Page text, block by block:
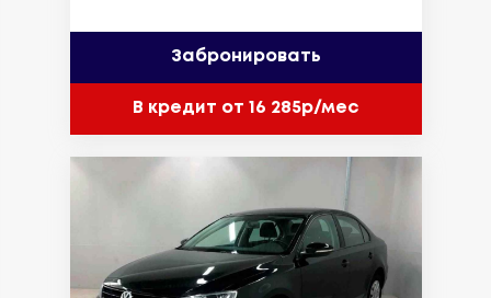
Забронировать
В кредит от 16 285р/мес